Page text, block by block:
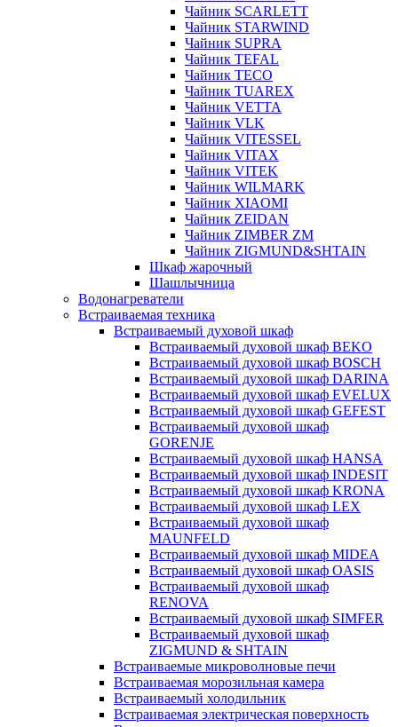
Чайник SCARLETT
Чайник STARWIND
Чайник SUPRA
Чайник TEFAL
Чайник TECO
Чайник TUAREX
Чайник VETTA
Чайник VLK
Чайник VITESSEL
Чайник VITAX
Чайник VITEK
Чайник WILMARK
Чайник XIAOMI
Чайник ZEIDAN
Чайник ZIMBER ZM
Чайник ZIGMUND&SHTAIN
Шкаф жарочный
Шашлычница
Водонагреватели
Встраиваемая техника
Встраиваемый духовой шкаф
Встраиваемый духовой шкаф BEKO
Встраиваемый духовой шкаф BOSCH
Встраиваемый духовой шкаф DARINA
Встраиваемый духовой шкаф EVELUX
Встраиваемый духовой шкаф GEFEST
Встраиваемый духовой шкаф
GORENJE
Встраиваемый духовой шкаф HANSA
Встраиваемый духовой шкаф INDESIT
Встраиваемый духовой шкаф KRONA
Встраиваемый духовой шкаф LEX
Встраиваемый духовой шкаф
MAUNFELD
Встраиваемый духовой шкаф MIDEA
Встраиваемый духовой шкаф OASIS
Встраиваемый духовой шкаф
RENOVA
Встраиваемый духовой шкаф SIMFER
Встраиваемый духовой шкаф
ZIGMUND & SHTAIN
Встраиваемые микроволновые печи
Встраиваемая морозильная камера
Встраиваемый холодильник
Встраиваемая электрическая поверхность